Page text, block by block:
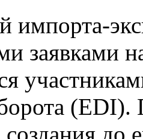
импорта-
заявками
(EDI).